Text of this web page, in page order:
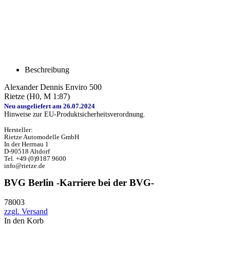
Beschreibung
Alexander Dennis Enviro 500
Rietze (H0, M 1:87)
Neu ausgeliefert am 26.07.2024
Hinweise zur EU-Produktsicherheitsverordnung.
Hersteller:
Rietze Automodelle GmbH
In der Herrnau 1
D-90518 Altdorf
Tel. +49 (0)9187 9600
info@rietze.de
BVG Berlin -Karriere bei der BVG-
78003
zzgl. Versand
In den Korb